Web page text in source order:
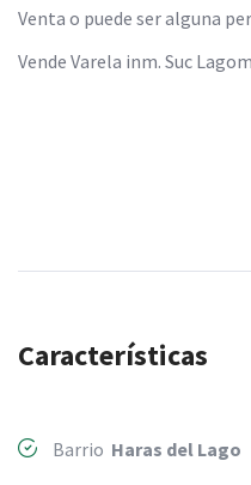
Venta o puede ser alguna
Vende Varela inm. Suc
Características
Barrio Haras del Lago